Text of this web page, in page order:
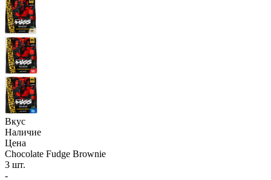
Вкус
Наличие
Цена
Chocolate Fudge Brownie
3 шт.
-